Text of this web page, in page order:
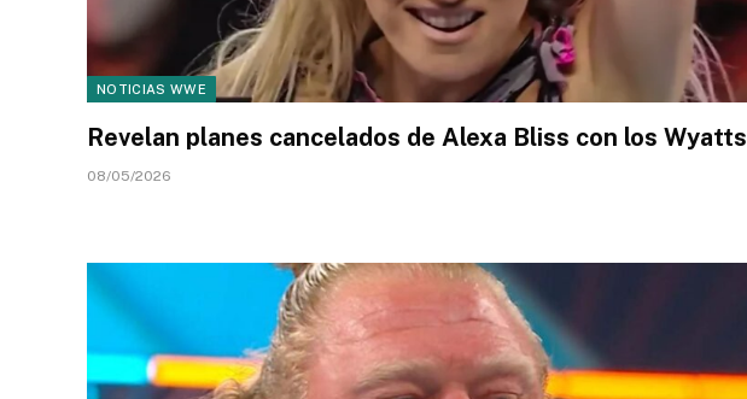
NOTICIAS WWE
Revelan planes cancelados de Alexa Bliss con los Wyatts
08/05/2026